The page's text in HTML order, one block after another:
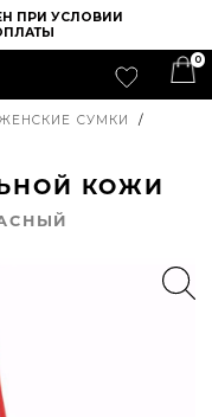
ПРИ УСЛОВИИ
0
ЖЕНСКИЕ СУМКИ
/
КОЖИ